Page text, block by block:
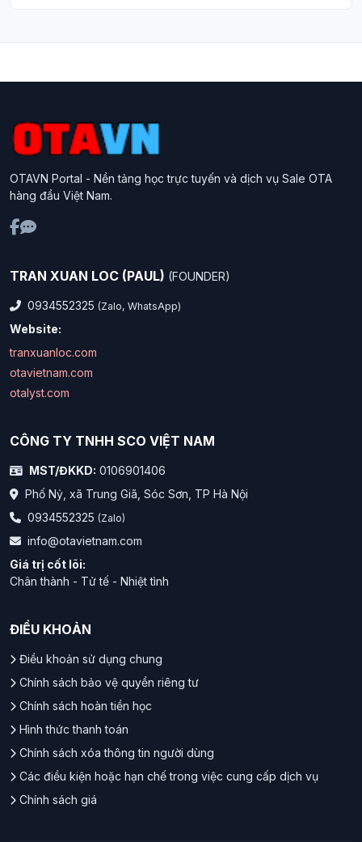
OTAVN Portal - Nền tảng học trực tuyến và dịch vụ Sale OTA
hàng đầu Việt Nam.
TRAN XUAN LOC (PAUL) (FOUNDER)
0934552325 (Zalo, WhatsApp)
Website:
tranxuanloc.com
otavietnam.com
otalyst.com
CÔNG TY TNHH SCO VIỆT NAM
MST/ĐKKD: 0106901406
Phố Nỷ, xã Trung Giã, Sóc Sơn, TP Hà Nội
0934552325 (Zalo)
info@otavietnam.com
Giá trị cốt lõi:
Chân thành - Tử tế - Nhiệt tình
ĐIỀU KHOẢN
Điều khoản sử dụng chung
Chính sách bảo vệ quyền riêng tư
Chính sách hoàn tiền học
Hình thức thanh toán
Chính sách xóa thông tin người dùng
Các điều kiện hoặc hạn chế trong việc cung cấp dịch vụ
Chính sách giá